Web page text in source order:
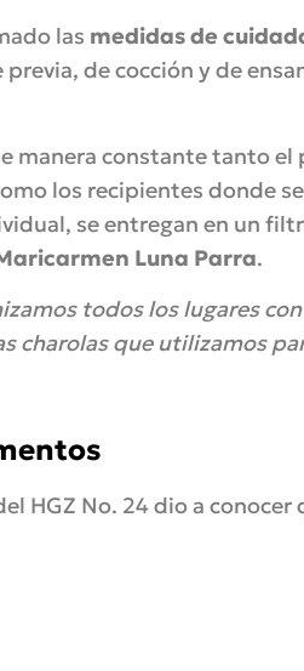
las medidas de
previa, de cocción y de
manera constante tanto el
los recipientes donde
se entregan en un
Luna Parra.
todos los lugares
charolas que utilizamos
HGZ No. 24 dio a conocer